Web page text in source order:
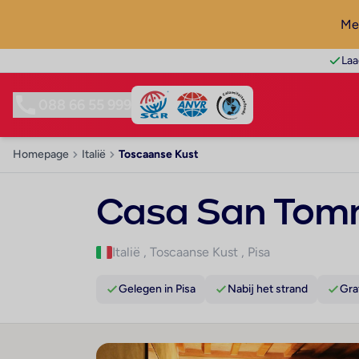
Homepage Italië Toscaanse Kust
Casa San
Italië , Toscaanse Kust , Pisa
Gelegen in Pisa Nabij het strand